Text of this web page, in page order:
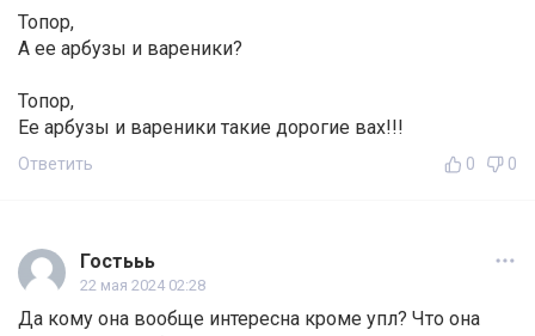
Топор,
А ее арбузы и вареники?
Топор,
Ее арбузы и вареники такие дорогие вах!!!
Ответить 0 0
Гостььь
22 мая 2024 02:28
Да кому она вообще интересна кроме упл? Что она